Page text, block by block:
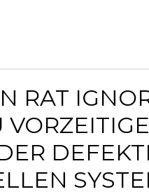
RAT
DEFEKTE